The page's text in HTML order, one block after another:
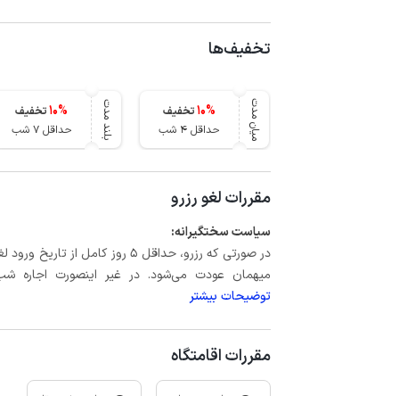
تخفیف‌ها
میان مدت 10%
تخفیف
حداقل 4 شب
بلند مدت 10%
تخفیف
حداقل 7 شب
مقررات لغو رزرو
سیاست سختگیرانه:
میهمان عودت می‌شود. در غیر اینصورت اجاره شب اول بعلاوه حداکثر 60
توضیحات بیشتر
مقررات اقامتگاه